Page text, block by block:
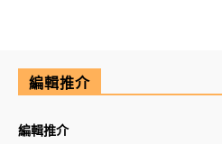
編輯推介
編輯推介